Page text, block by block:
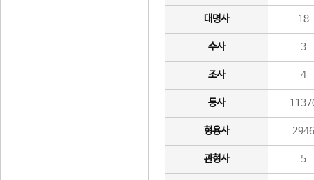
대명사 18
수사 3
조사 4
동사
형용사 2946
관형사 5